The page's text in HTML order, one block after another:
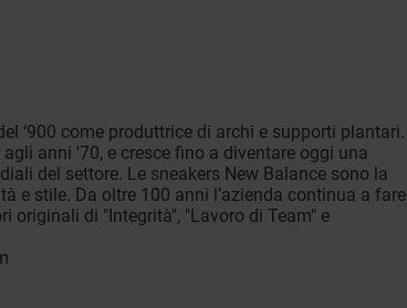
‘900 come produttrice di archi e supporti plantari.
anni '70, e cresce fino a diventare oggi una
del settore. Le sneakers New Balance sono la
e stile. Da oltre 100 anni l’azienda continua a fare
originali di "Integrità", "Lavoro di Team" e